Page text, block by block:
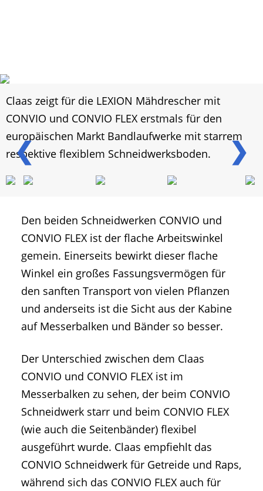
❮ ❯
Claas zeigt für die LEXION Mähdrescher mit
CONVIO und CONVIO FLEX erstmals für den
europäischen Markt Bandlaufwerke mit starrem
respektive flexiblem Schneidwerksboden.
Den beiden Schneidwerken CONVIO und
CONVIO FLEX ist der flache Arbeitswinkel
gemein. Einerseits bewirkt dieser flache
Winkel ein großes Fassungsvermögen für
den sanften Transport von vielen Pflanzen
und anderseits ist die Sicht aus der Kabine
auf Messerbalken und Bänder so besser.
Der Unterschied zwischen dem Claas
CONVIO und CONVIO FLEX ist im
Messerbalken zu sehen, der beim CONVIO
Schneidwerk starr und beim CONVIO FLEX
(wie auch die Seitenbänder) flexibel
ausgeführt wurde. Claas empfiehlt das
CONVIO Schneidwerk für Getreide und Raps,
während sich das CONVIO FLEX auch für